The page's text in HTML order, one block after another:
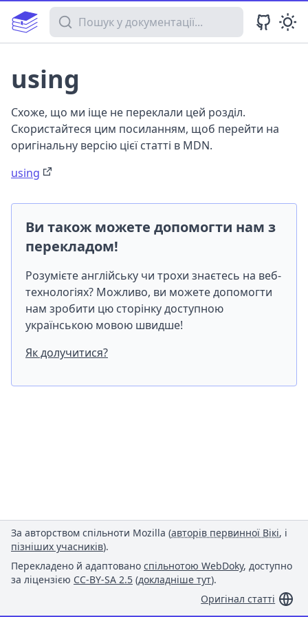
Пошук у документації
using
Схоже, що ми іще не переклали цей розділ.
Скористайтеся цим посиланням, щоб перейти на
оригінальну версію цієї статті в MDN.
using
Ви також можете допомогти нам з
перекладом!
Розумієте англійську чи трохи знаєтесь на веб-
технологіях? Можливо, ви можете допомогти
нам зробити цю сторінку доступною
українською мовою швидше!
Як долучитися?
За авторством спільноти Mozilla (авторів первинної Вікі, і
пізніших учасників).
Перекладено й адаптовано спільнотою WebDoky, доступно
за ліцензією CC-BY-SA 2.5 (докладніше тут).
Оригінал статті